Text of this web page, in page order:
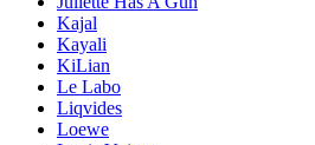
Kajal
Kayali
KiLian
Le Labo
Liqvides
Loewe